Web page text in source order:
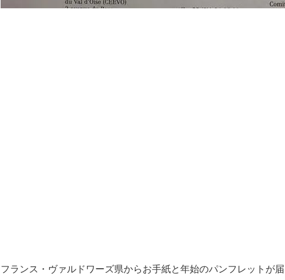
フランス・ヴァルドワーズ県からお手紙と年始のパンフレットが届